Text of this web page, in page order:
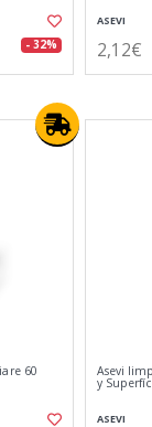
- 32%
ASEVI
2,12€
60 Asevi
y
ASEVI